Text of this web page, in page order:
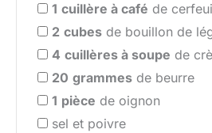
1 cuillère à café de
2 cubes de bouillon de
4 cuillères à soupe de
20 grammes de beurre
1 pièce de oignon
sel et poivre